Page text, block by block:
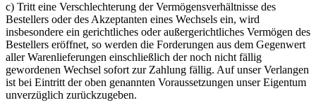
c) Tritt eine Verschlechterung der Vermögensverhältnisse des
Bestellers oder des Akzeptanten eines Wechsels ein, wird
insbesondere ein gerichtliches oder außergerichtliches Vermögen des
Bestellers eröffnet, so werden die Forderungen aus dem Gegenwert
aller Warenlieferungen einschließlich der noch nicht fällig
gewordenen Wechsel sofort zur Zahlung fällig. Auf unser Verlangen
ist bei Eintritt der oben genannten Voraussetzungen unser Eigentum
unverzüglich zurückzugeben.